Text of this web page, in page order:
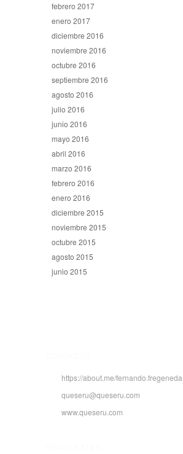
febrero 2017
enero 2017
diciembre 2016
noviembre 2016
octubre 2016
septiembre 2016
agosto 2016
julio 2016
junio 2016
mayo 2016
abril 2016
marzo 2016
febrero 2016
enero 2016
diciembre 2015
noviembre 2015
octubre 2015
agosto 2015
junio 2015
https://about.me/fernando.fregeneda
queseru@queseru.com
www.queseru.com